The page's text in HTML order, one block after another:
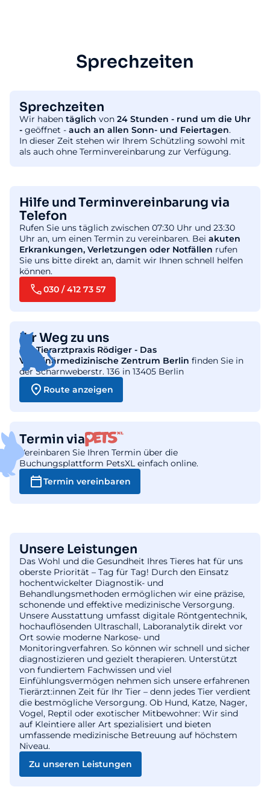
Sprechzeiten
Sprechzeiten
Wir haben täglich von 24 Stunden - rund um die Uhr
- geöffnet - auch an allen Sonn- und Feiertagen.
In dieser Zeit stehen wir Ihrem Schützling sowohl mit
als auch ohne Terminvereinbarung zur Verfügung.
Hilfe und Terminvereinbarung via
Telefon
Rufen Sie uns täglich zwischen 07:30 Uhr und 23:30
Uhr an, um einen Termin zu vereinbaren. Bei akuten
Erkrankungen, Verletzungen oder Notfällen rufen
Sie uns bitte direkt an, damit wir Ihnen schnell helfen
können.
030 / 412 73 57
Ihr Weg zu uns
DieTierarztpraxis Rödiger - Das
Veterinärmedizinische Zentrum Berlin finden Sie in
der Scharnweberstr. 136 in 13405 Berlin
Route anzeigen
Termin via
Vereinbaren Sie Ihren Termin über die
Buchungsplattform PetsXL einfach online.
Termin vereinbaren
Unsere Leistungen
Das Wohl und die Gesundheit Ihres Tieres hat für uns
oberste Priorität – Tag für Tag! Durch den Einsatz
hochentwickelter Diagnostik- und
Behandlungsmethoden ermöglichen wir eine präzise,
schonende und effektive medizinische Versorgung.
Unsere Ausstattung umfasst digitale Röntgentechnik,
hochauflösenden Ultraschall, Laboranalytik direkt vor
Ort sowie moderne Narkose- und
Monitoringverfahren. So können wir schnell und sicher
diagnostizieren und gezielt therapieren. Unterstützt
von fundiertem Fachwissen und viel
Einfühlungsvermögen nehmen sich unsere erfahrenen
Tierärzt:innen Zeit für Ihr Tier – denn jedes Tier verdient
die bestmögliche Versorgung. Ob Hund, Katze, Nager,
Vogel, Reptil oder exotischer Mitbewohner: Wir sind
auf Kleintiere aller Art spezialisiert und bieten
umfassende medizinische Betreuung auf höchstem
Niveau.
Zu unseren Leistungen